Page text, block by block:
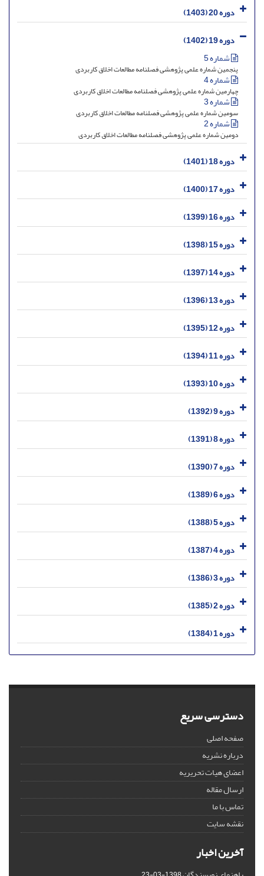
دوره 20 (1403)
دوره 19 (1402)
شماره 5
پنجمین شماره علمی پژوهشی فصلنامه مطالعات اخلاق کاربردی
شماره 4
چهارمین شماره علمی پژوهشی فصلنامه مطالعات اخلاق کاربردی
شماره 3
سومین شماره علمی پژوهشی فصلنامه مطالعات اخلاق کاربردی
شماره 2
دومین شماره علمی پژوهشی فصلنامه مطالعات اخلاق کاربردی
دوره 18 (1401)
دوره 17 (1400)
دوره 16 (1399)
دوره 15 (1398)
دوره 14 (1397)
دوره 13 (1396)
دوره 12 (1395)
دوره 11 (1394)
دوره 10 (1393)
دوره 9 (1392)
دوره 8 (1391)
دوره 7 (1390)
دوره 6 (1389)
دوره 5 (1388)
دوره 4 (1387)
دوره 3 (1386)
دوره 2 (1385)
دوره 1 (1384)
دسترسی سریع
صفحه اصلی
درباره نشریه
اعضای هیات تحریریه
ارسال مقاله
تماس با ما
نقشه سایت
آخرین اخبار